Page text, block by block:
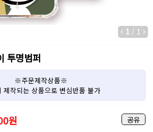
1 / 1
투명범퍼
※주문제작상품※
제작되는 상품으로 변심반품 불가
공유
원